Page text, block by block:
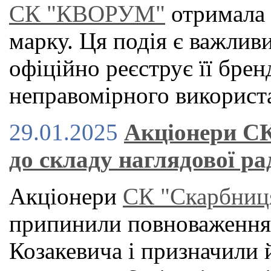
СК "КВОРУМ" отримала
марку. Ця подія є
офіційно реєструє її
неправомірного
29.01.2025 Акціонери
до складу наглядової
Акціонери СК
припинили
Козакевича і призначили